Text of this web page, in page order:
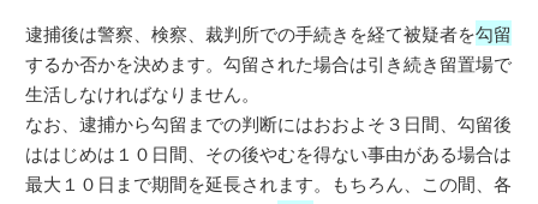
逮捕後は警察、検察、裁判所での手続きを経て被疑者を勾留
するか否かを決めます。勾留された場合は引き続き留置場で
生活しなければなりません。
なお、逮捕から勾留までの判断にはおおよそ３日間、勾留後
ははじめは１０日間、その後やむを得ない事由がある場合は
最大１０日まで期間を延長されます。もちろん、この間、各